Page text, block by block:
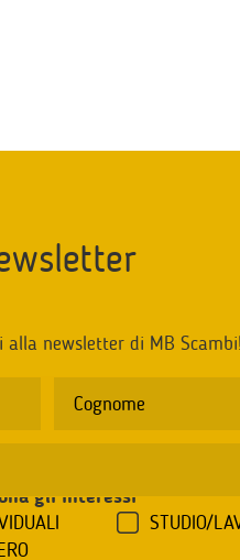
newsletter di MB Scambi!
gli interessi
STUDIO/